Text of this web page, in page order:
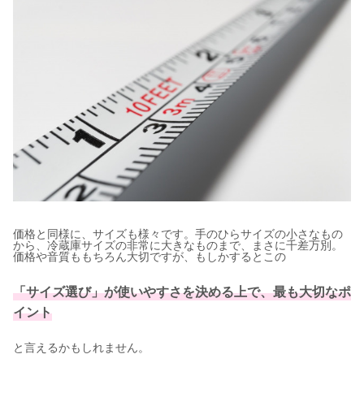
価格と同様に、サイズも様々です。手のひらサイズの小さなもの
から、冷蔵庫サイズの非常に大きなものまで、まさに千差万別。
価格や音質ももちろん大切ですが、もしかするとこの
「サイズ選び」が使いやすさを決める上で、最も大切なポ
イント
と言えるかもしれません。